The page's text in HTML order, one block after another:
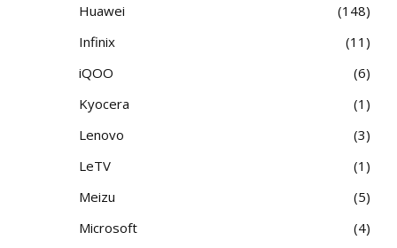
Huawei
148
Infinix
11
iQOO
6
Kyocera
1
Lenovo
3
LeTV
1
Meizu
5
Microsoft
4